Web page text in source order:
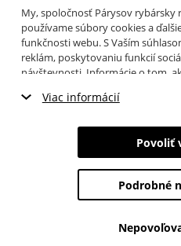
My, spoločnosť Párysov rybársky
používame súbory cookies a
funkčnosti webu. S Vaším
reklám, poskytovaniu funkcií
návštevnosti. Informácie o tom,
(napríklad Google).Tu
informáciami, ktoré ste im
toho, že používate ich služby.
ďalších úložísk, IP adresu a ďalšie
Viac informácií
Nevyhnutné cookies
Marketingové cookies
Analytické cookies
Údaje o používateľoch
Povoliť
Podrobné